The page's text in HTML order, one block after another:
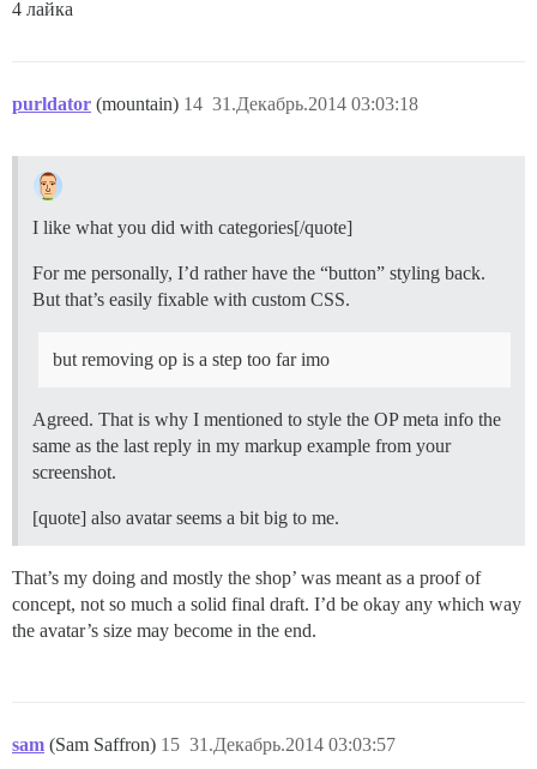
4 лайка
purldator (mountain) 31.Декабрь.2014 03:03:18
14
I like what you did with categories[/quote]
For me personally, I’d rather have the “button” styling back.
But that’s easily fixable with custom CSS.
but removing op is a step too far imo
Agreed. That is why I mentioned to style the OP meta info the
same as the last reply in my markup example from your
screenshot.
[quote] also avatar seems a bit big to me.
That’s my doing and mostly the shop’ was meant as a proof of
concept, not so much a solid final draft. I’d be okay any which way
the avatar’s size may become in the end.
sam (Sam Saffron) 31.Декабрь.2014 03:03:57
15